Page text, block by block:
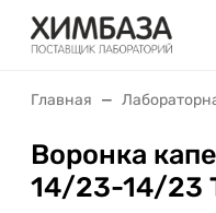
Главная
Воронка
14/23-14/23